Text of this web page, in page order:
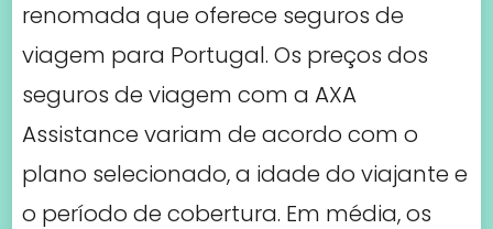
para uma viagem de uma semana
para uma pessoa com menos de 30
anos.
4. InsureMyTrip